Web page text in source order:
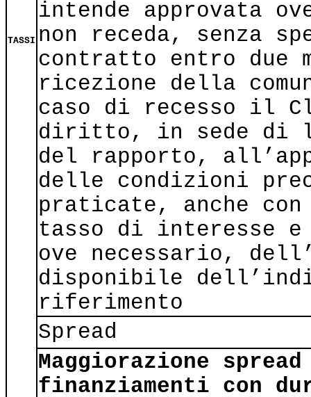
TASSI
intende approvata
non receda, senza
contratto entro due
ricezione della
caso di recesso il
diritto, in sede di
del rapporto,
delle condizioni
praticate, anche
tasso di interesse e
ove necessario,
disponibile
riferimento
Spread
Maggiorazione
finanziamenti con